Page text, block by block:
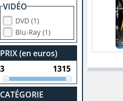
VIDÉO
DVD (1)
Blu-Ray (1)
PRIX (en euros)
CATÉGORIE